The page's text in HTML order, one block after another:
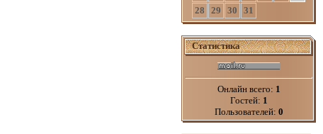
28
29 30 31
Статистика
Онлайн всего: 1
Гостей: 1
Пользователей: 0